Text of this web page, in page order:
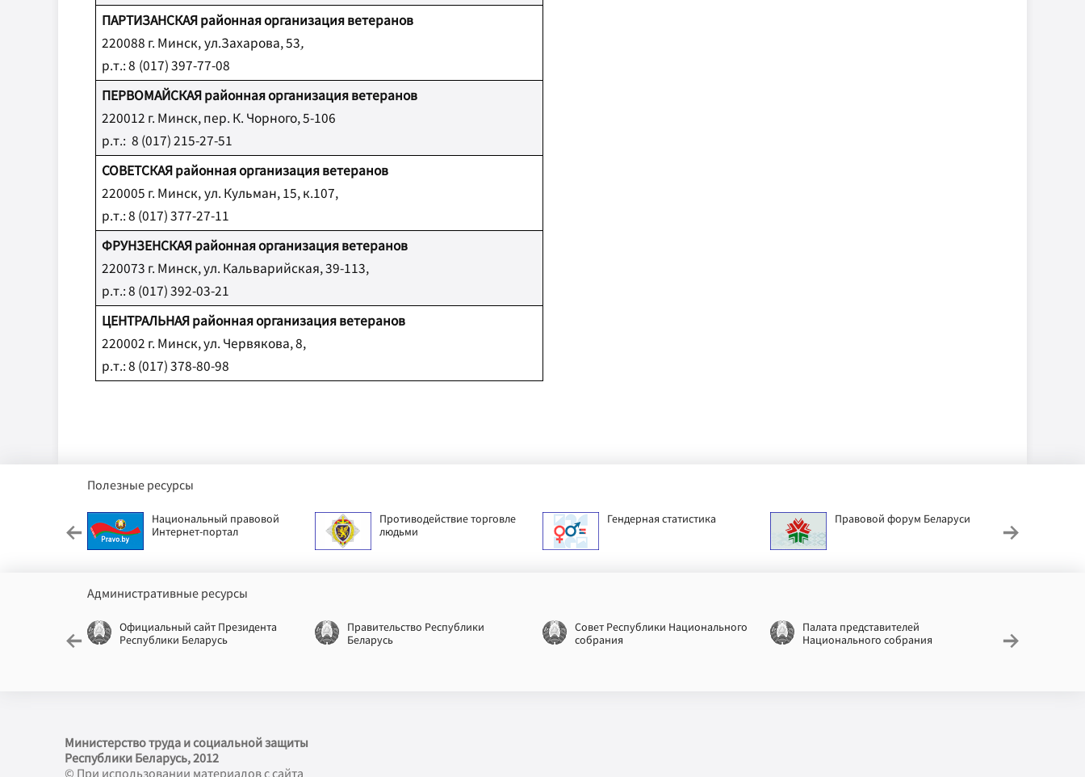
ПАРТИЗАНСКАЯ районная организация ветеранов
220088 г. Минск,ул.Захарова, 53,
р.т.:8 (017) 397-77-08
ПЕРВОМАЙСКАЯ районная организация ветеранов
220012 г. Минск,пер. К. Чорного, 5-106
р.т.: 8 (017) 215-27-51
СОВЕТСКАЯ районная организация ветеранов
220005 г. Минск,ул. Кульман, 15, к.107,
р.т.:8 (017) 377-27-11
ФРУНЗЕНСКАЯ районная организация ветеранов
220073 г. Минск,ул. Кальварийская, 39-113,
р.т.:8 (017) 392-03-21
ЦЕНТРАЛЬНАЯ районная организация ветеранов
220002 г. Минск, ул. Червякова, 8,
р.т.:8 (017) 378-80-98
Полезные ресурсы
Национальный правовой
Интернет-портал
Противодействие торговле
людьми
Гендерная статистика Правовой форум Беларуси
Административные ресурсы
Официальный сайт Президента
Республики Беларусь
Правительство Республики
Беларусь
Совет Республики Национального
собрания
Палата представителей
Национального собрания
Министерство труда и социальной защиты
Республики Беларусь, 2012
© При использовании материалов с сайта